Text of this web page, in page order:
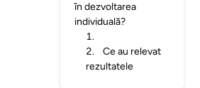
în dezvoltarea
individuală?
1.
2.
Ce au relevat
rezultatele